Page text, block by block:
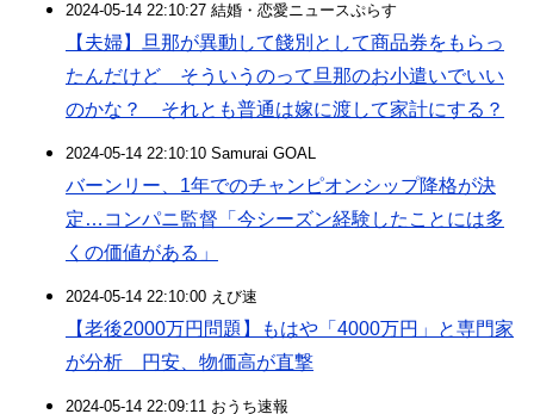
2024-05-14 22:10:27 結婚・恋愛ニュースぷらす
【夫婦】旦那が異動して餞別として商品券をもらっ
たんだけど そういうのって旦那のお小遣いでいい
のかな？ それとも普通は嫁に渡して家計にする？
2024-05-14 22:10:10 Samurai GOAL
バーンリー、1年でのチャンピオンシップ降格が決
定…コンパニ監督「今シーズン経験したことには多
くの価値がある」
2024-05-14 22:10:00 えび速
【老後2000万円問題】もはや「4000万円」と専門家
が分析 円安、物価高が直撃
2024-05-14 22:09:11 おうち速報